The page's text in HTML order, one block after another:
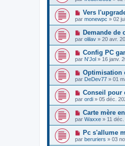
u
m
e
s
s
a
g
e
u
v
a
u
m
e
s
s
a
g
e
N
o
u
v
e
a
u
m
e
s
s
a
g
e
Vers
par monewpc » 02
N
o
u
e
a
u
m
e
s
s
a
g
e
Demande de
par olilav » 20 avr.
N
o
u
e
a
u
m
e
s
s
a
g
e
Config PC
par N'Jol » 16 janv.
N
o
u
e
a
u
m
e
s
s
a
g
Optimisation
par DeDev77 » 01
N
o
u
e
a
u
m
e
s
Conseil pour
par ordi » 05 déc.
N
o
u
v
e
a
Carte mère
par Waxxe » 11
N
o
u
Pc s'allume
par beruriers » 03